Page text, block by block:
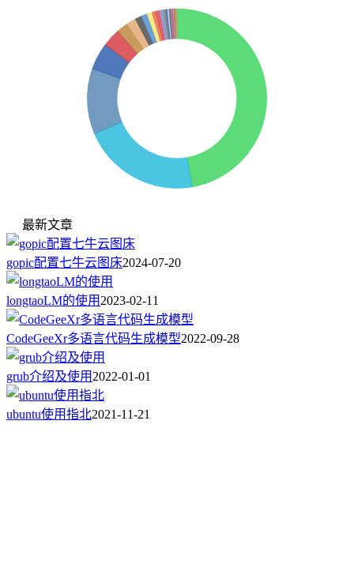
最新文章
gopic配置七牛云图床2024-07-20
longtaoLM的使用 2023-02-11
CodeGeeXr多语言代码生成模型2022-09-28
grub介绍及使用 2022-01-01
ubuntu使用指北2021-11-21